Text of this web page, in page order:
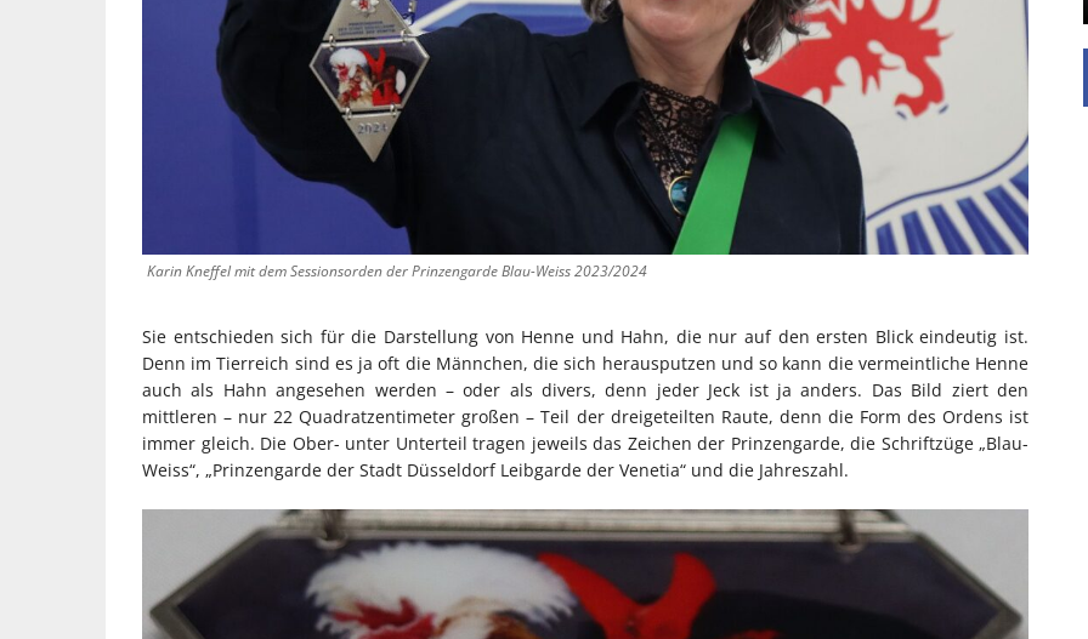
Karin Kneffel mit dem Sessionsorden der Prinzengarde Blau-Weiss 2023/2024
Sie entschieden sich für die Darstellung von Henne und Hahn, die nur auf den ersten Blick eindeutig ist.
Denn im Tierreich sind es ja oft die Männchen, die sich herausputzen und so kann die vermeintliche Henne
auch als Hahn angesehen werden – oder als divers, denn jeder Jeck ist ja anders. Das Bild ziert den
mittleren – nur 22 Quadratzentimeter großen – Teil der dreigeteilten Raute, denn die Form des Ordens ist
immer gleich. Die Ober- unter Unterteil tragen jeweils das Zeichen der Prinzengarde, die Schriftzüge „Blau-
Weiss“, „Prinzengarde der Stadt Düsseldorf Leibgarde der Venetia“ und die Jahreszahl.